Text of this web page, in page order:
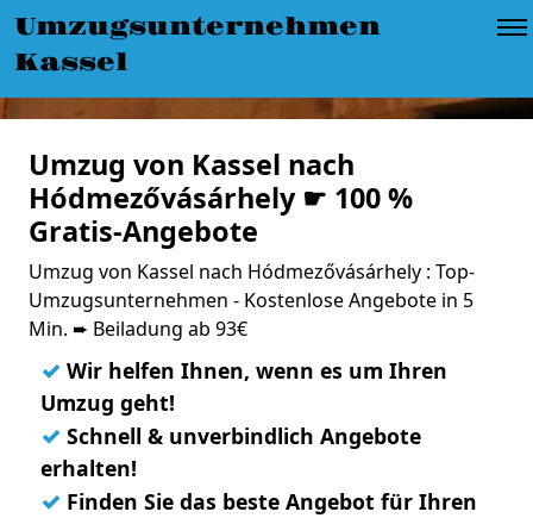
Umzugsunternehmen
Kassel
Umzug von Kassel nach
Hódmezővásárhely ☛ 100 %
Gratis-Angebote
Umzug von Kassel nach Hódmezővásárhely : Top-
Umzugsunternehmen - Kostenlose Angebote in 5
Min. ➨ Beiladung ab 93€
✓ Wir helfen Ihnen, wenn es um Ihren
Umzug geht!
✓ Schnell & unverbindlich Angebote
erhalten!
✓ Finden Sie das beste Angebot für Ihren